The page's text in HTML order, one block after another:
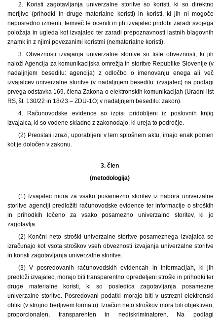
2. Koristi zagotavljanja univerzalne storitve so koristi, ki so direktno
merljive (prihodki in druge materialne koristi) in koristi, ki jih ni mogoče
neposredno izmeriti, temveč le oceniti in jih izvajalec pridobi zaradi svojega
položaja in ugleda kot izvajalec ter zaradi prepoznavnosti lastnih blagovnih
znamk in z njimi povezanimi koristmi (nematerialne koristi).
3. Obveznosti izvajanja univerzalne storitve so tiste obveznosti, ki jih
naloži Agencija za komunikacijska omrežja in storitve Republike Slovenije (v
nadaljnjem besedilu: agencija) z odločbo o imenovanju enega ali več
izvajalcev univerzalne storitve (v nadaljnjem besedilu: izvajalec) na podlagi
prvega odstavka 169. člena Zakona o elektronskih komunikacijah (Uradni list
RS, št. 130/22 in 18/23 – ZDU-1O; v nadaljnjem besedilu: zakon).
4. Računovodske evidence so izpisi pridobljeni iz poslovnih knjig
izvajalca, ki so vodene skladno z zakonodajo, ki ureja to področje.
(2) Preostali izrazi, uporabljeni v tem splošnem aktu, imajo enak pomen
kot je določen v zakonu.
3. člen
(metodologija)
(1) Izvajalec mora za vsako posamezno storitev iz nabora univerzalne
storitve agenciji predložiti računovodske evidence ter informacije o stroških
in prihodkih ločeno za vsako posamezno univerzalno storitev, ki jo
zagotavlja.
(2) Končni neto stroški univerzalne storitve posameznega izvajalca se
izračunajo kot vsota stroškov vseh obveznosti izvajanja univerzalne storitve
in koristi zagotavljanja univerzalne storitve.
(3) V posredovanih računovodskih evidencah in informacijah, ki jih
predloži izvajalec, morajo biti transparentno opredeljeni stroški in prihodki ter
druge materialne koristi, ki so posledica zagotavljanja posamezne
univerzalne storitve. Posredovani podatki morajo biti v ustrezni elektronski
obliki (v strojno berljivem formatu). Izračun neto stroškov mora biti objektiven,
proporcionalen, transparenten in nediskriminatoren. Na podlagi